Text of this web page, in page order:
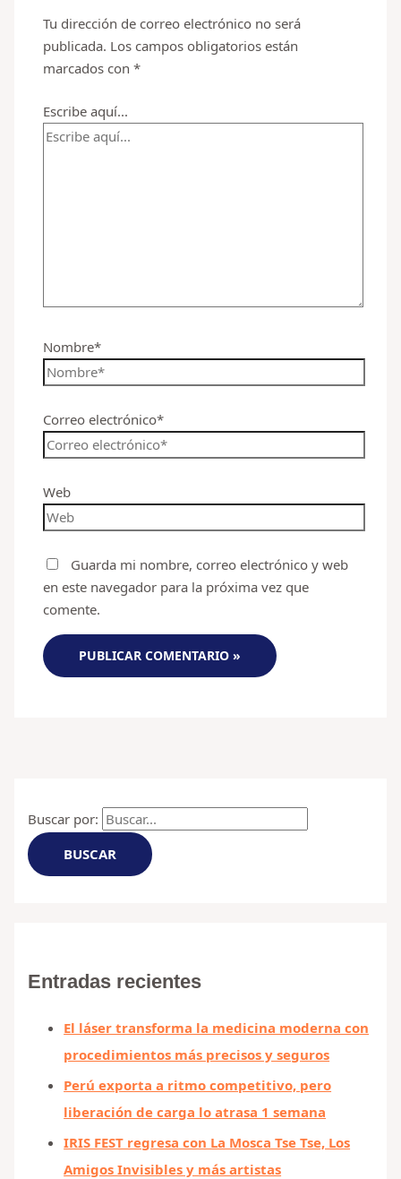
Tu dirección de correo electrónico no será
publicada. Los campos obligatorios están
marcados con*
Escribe aquí...
Nombre*
Correo electrónico*
Web
Guarda mi nombre, correo electrónico y web
en este navegador para la próxima vez que
comente.
Buscar por:
Entradas recientes
El láser transforma la medicina moderna con
procedimientos más precisos y seguros
Perú exporta a ritmo competitivo, pero
liberación de carga lo atrasa 1 semana
IRIS FEST regresa con La Mosca Tse Tse, Los
Amigos Invisibles y más artistas